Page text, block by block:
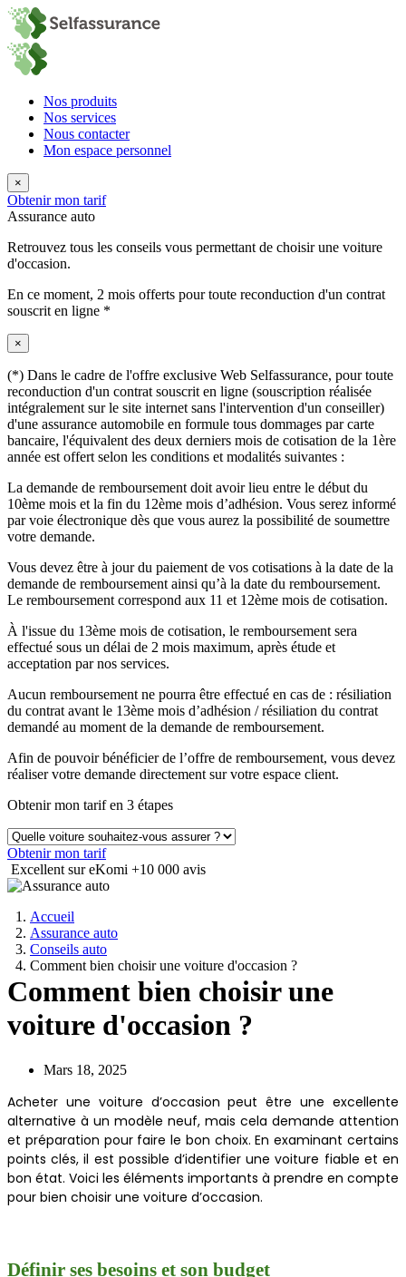
Nos produits
Nos services
Nous contacter
Mon espace personnel
×
Obtenir mon tarif
Assurance auto
Retrouvez tous les conseils vous permettant de choisir une voiture
d'occasion.
En ce moment, 2 mois offerts pour toute reconduction d'un contrat
souscrit en ligne *
×
(*) Dans le cadre de l'offre exclusive Web Selfassurance, pour toute
reconduction d'un contrat souscrit en ligne (souscription réalisée
intégralement sur le site internet sans l'intervention d'un conseiller)
d'une assurance automobile en formule tous dommages par carte
bancaire, l'équivalent des deux derniers mois de cotisation de la 1ère
année est offert selon les conditions et modalités suivantes :
La demande de remboursement doit avoir lieu entre le début du
10ème mois et la fin du 12ème mois d’adhésion. Vous serez informé
par voie électronique dès que vous aurez la possibilité de soumettre
votre demande.
Vous devez être à jour du paiement de vos cotisations à la date de la
demande de remboursement ainsi qu’à la date du remboursement.
Le remboursement correspond aux 11 et 12ème mois de cotisation.
À l'issue du 13ème mois de cotisation, le remboursement sera
effectué sous un délai de 2 mois maximum, après étude et
acceptation par nos services.
Aucun remboursement ne pourra être effectué en cas de : résiliation
du contrat avant le 13ème mois d’adhésion / résiliation du contrat
demandé au moment de la demande de remboursement.
Afin de pouvoir bénéficier de l’offre de remboursement, vous devez
réaliser votre demande directement sur votre espace client.
Obtenir mon tarif en 3 étapes
Obtenir mon tarif
Excellent sur eKomi +10 000 avis
Accueil
Assurance auto
Conseils auto
Comment bien choisir une voiture d'occasion ?
Comment bien choisir une
voiture d'occasion ?
Mars 18, 2025
Acheter une voiture d’occasion peut être une excellente
alternative à un modèle neuf, mais cela demande attention
et préparation pour faire le bon choix. En examinant certains
points clés, il est possible d’identifier une voiture fiable et en
bon état. Voici les éléments importants à prendre en compte
pour bien choisir une voiture d’occasion.
Définir ses besoins et son budget